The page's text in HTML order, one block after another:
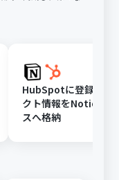
HubSpotに登録され
クト情報をNotionデ
スへ格納